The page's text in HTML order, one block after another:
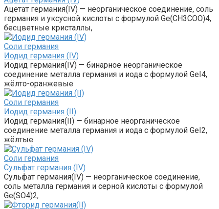
Ацетат германия(IV) — неорганическое соединение, соль
германия и уксусной кислоты с формулой Ge(CH3COO)4,
бесцветные кристаллы,
Соли германия‎
Иодид германия (IV)
Иодид германия(IV) — бинарное неорганическое
соединение металла германия и иода с формулой GeI4,
жёлто-оранжевые
Соли германия‎
Иодид германия (II)
Иодид германия(II) — бинарное неорганическое
соединение металла германия и иода с формулой GeI2,
жёлтые
Соли германия‎
Сульфат германия (IV)
Сульфат германия(IV) — неорганическое соединение,
соль металла германия и серной кислоты с формулой
Ge(SO4)2,